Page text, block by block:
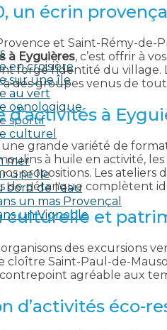
en croisière
sur une île
au vert
oenologique
sportif
culturel
mer
une île
bord de l’eau
un mas Provençal
un Vignoble
un écrin
et Saint-Rémy-
à Eyguières, c’est offrir à
forgé l’identité du
à des groupes venus de
à
grande variété de
à huile en activité,
propositions. Les ateliers
de pétanque complètent
culturelle et
des excursions
cloître Saint-Paul-de-
agréable aux
d’activités éco-